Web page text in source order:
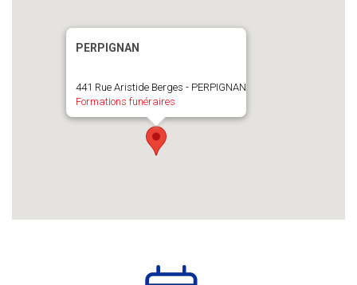
PERPIGNAN
441 Rue Aristide Berges - PERPIGNAN
Formations funéraires